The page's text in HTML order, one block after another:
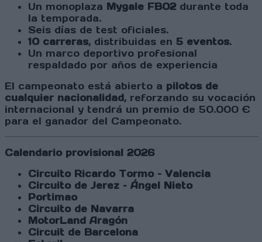
Un monoplaza Mygale FB02 durante toda
la temporada.
Seis días de test oficiales.
10 carreras, distribuidas en 5 eventos.
Un marco deportivo profesional
respaldado por años de experiencia
El campeonato está abierto a pilotos de
cualquier nacionalidad, reforzando su vocación
internacional y tendrá un premio de 50.000 €
para el ganador del Campeonato.
Calendario provisional 2026
Circuito Ricardo Tormo – Valencia
Circuito de Jerez – Ángel Nieto
Portimao
Circuito de Navarra
MotorLand Aragón
Circuit de Barcelona